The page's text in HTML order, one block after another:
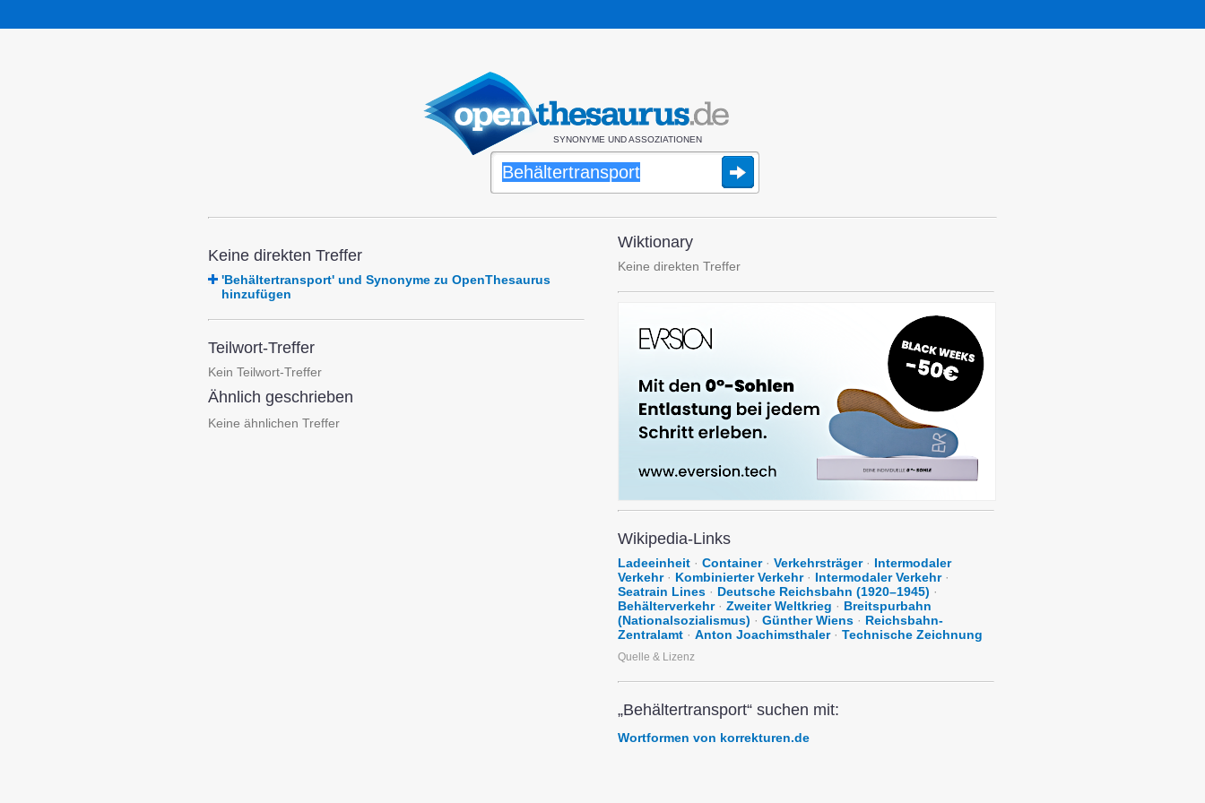
SYNONYME UND ASSOZIATIONEN
Keine direkten Treffer
'Behältertransport' und Synonyme zu OpenThesaurus
hinzufügen
Teilwort-Treffer
Kein Teilwort-Treffer
Ähnlich geschrieben
Keine ähnlichen Treffer
Wiktionary
Keine direkten Treffer
Wikipedia-Links
Ladeeinheit · Container· Verkehrsträger· Intermodaler
Verkehr· Kombinierter Verkehr· Intermodaler Verkehr·
Seatrain Lines · Deutsche Reichsbahn (1920–1945) ·
Behälterverkehr· Zweiter Weltkrieg · Breitspurbahn
(Nationalsozialismus) · Günther Wiens · Reichsbahn-
Zentralamt · Anton Joachimsthaler· Technische Zeichnung
Quelle & Lizenz
„Behältertransport“ suchen mit:
Wortformen von korrekturen.de